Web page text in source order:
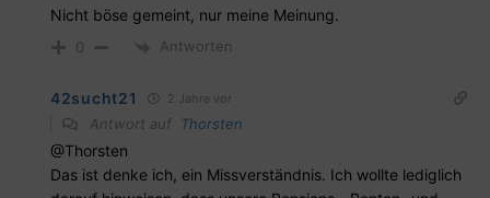
Nicht böse gemeint, nur meine Meinung.
0 Antworten
42sucht21 2 Jahre vor
Antwort auf Thorsten
@Thorsten
Das ist denke ich, ein Missverständnis. Ich wollte lediglich